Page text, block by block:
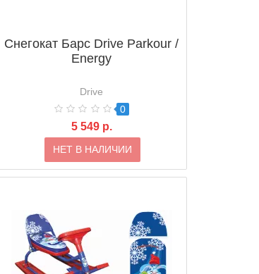
Снегокат Барс Drive Parkour /
Energy
Drive
0
5 549 р.
НЕТ В НАЛИЧИИ